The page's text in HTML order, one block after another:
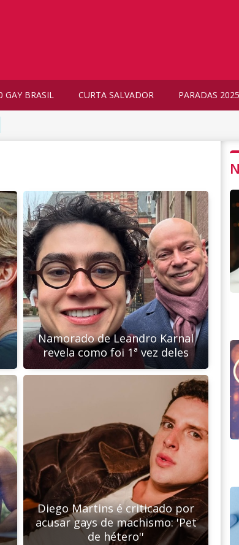
GAY BRASIL CURTA SALVADOR PARADAS 2025
Namorado de Leandro Karnal
revela como foi 1ª vez deles
Diego Martins é criticado por
acusar gays de machismo: 'Pet
de hétero''